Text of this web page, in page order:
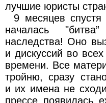
лучшие юристы
9 месяцев
началась
наследства! Оно
и дискуссий во
времени. Все
тройню, сразу
и их имена не
прессе появилась